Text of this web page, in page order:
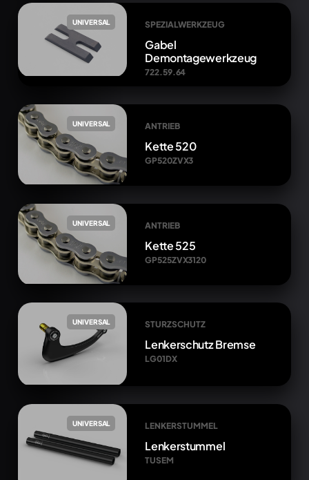
UNIVERSAL SPEZIALWERKZEUG
Gabel
Demontagewerkzeug
722.59.64
UNIVERSAL ANTRIEB
Kette 520
GP520ZVX3
UNIVERSAL ANTRIEB
Kette 525
GP525ZVX3120
UNIVERSAL STURZSCHUTZ
Lenkerschutz Bremse
LG01DX
UNIVERSAL LENKERSTUMMEL
Lenkerstummel
TUSEM